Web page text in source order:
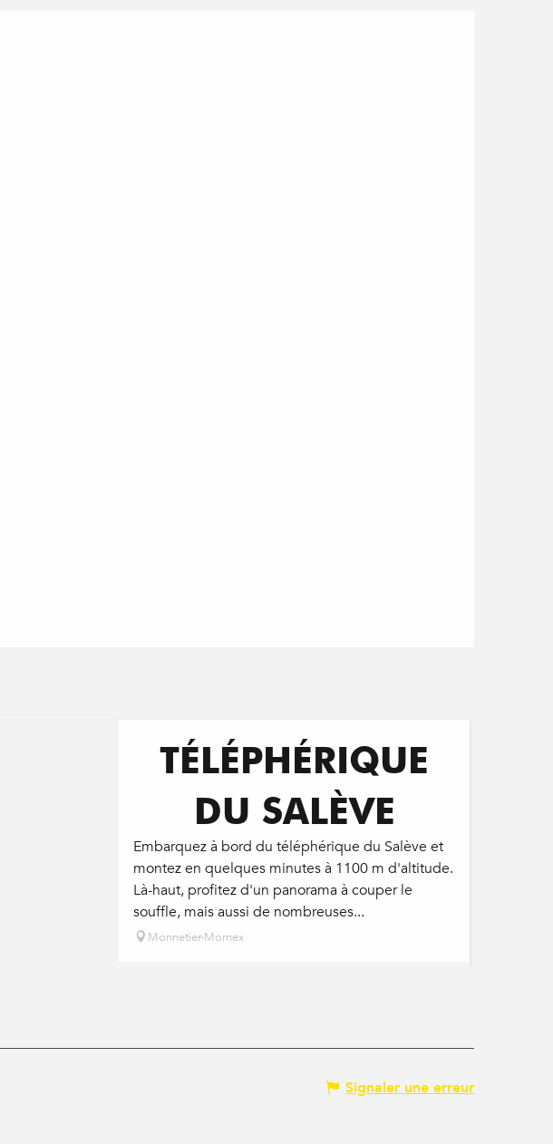
TÉLÉPHÉRIQUE
DU SALÈVE
Embarquez à bord du téléphérique du Salève et
montez en quelques minutes à 1100 m d'altitude.
Là-haut, profitez d'un panorama à couper le
souffle, mais aussi de nombreuses...
Monnetier-Mornex
Signaler une erreur